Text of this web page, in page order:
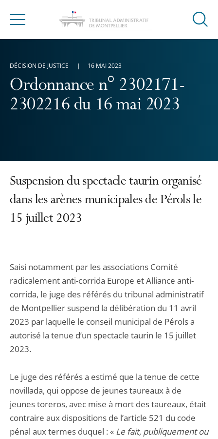
Menu
Ouvrir
Ordonnance n° 2302171-
2302216 du 16 mai 2023
DÉCISION DE JUSTICE 16 MAI 2023
Suspension du spectacle taurin organisé
dans les arènes municipales de Pérols le
15 juillet 2023
Saisi notamment par les associations Comité
radicalement anti-corrida Europe et Alliance anti-
corrida, le juge des référés du tribunal administratif
de Montpellier suspend la délibération du 11 avril
2023 par laquelle le conseil municipal de Pérols a
autorisé la tenue d’un spectacle taurin le 15 juillet
2023.
Le juge des référés a estimé que la tenue de cette
novillada, qui oppose de jeunes taureaux à de
jeunes toreros, avec mise à mort des taureaux, était
contraire aux dispositions de l’article 521 du code
pénal aux termes duquel : « Le fait, publiquement ou